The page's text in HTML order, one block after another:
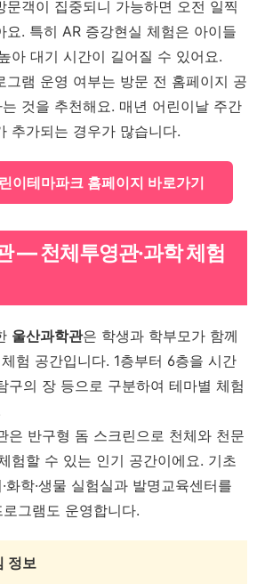
문객이 집중되니 가능하면 오전 일찍
요. 특히 AR 증강현실 체험은 아이들
아 대기 시간이 길어질 수 있어요.
그램 운영 여부는 방문 전 홈페이지 공
것을 추천해요. 매년 어린이날 주간
추가되는 경우가 많습니다.
이테마파크 홈페이지 바로가기
— 천체투영관·과학 체험
울산과학관은 학생과 학부모가 함께
험 공간입니다. 1층부터 6층을 시간
구의 장 등으로 구분하여 테마별 체험
은 반구형 돔 스크린으로 천체와 천문
험할 수 있는 인기 공간이에요. 기초
화학·생물 실험실과 발명교육센터를
그램도 운영합니다.
정보